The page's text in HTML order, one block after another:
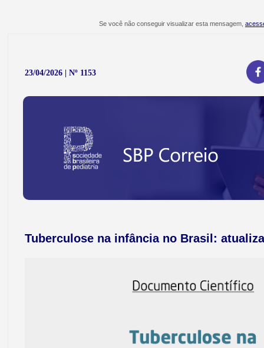
Se você não conseguir visualizar esta mensagem,
23/04/2026 | Nº 1153
Tuberculose na infância no Brasil: